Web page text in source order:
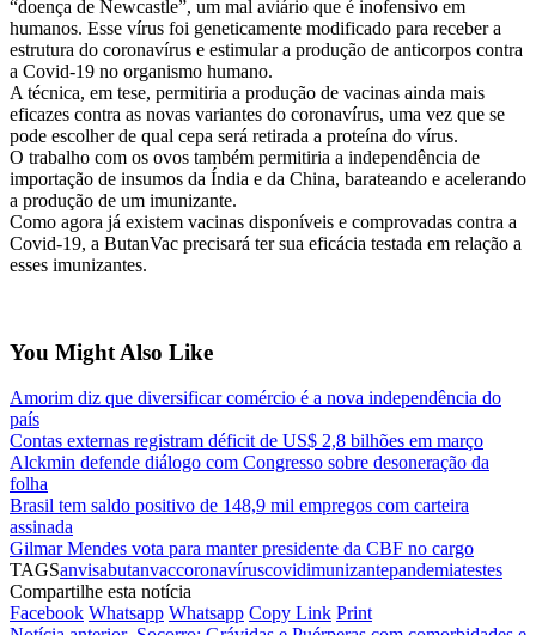
“doença de Newcastle”, um mal aviário que é inofensivo em
humanos. Esse vírus foi geneticamente modificado para receber a
estrutura do coronavírus e estimular a produção de anticorpos contra
a Covid-19 no organismo humano.
A técnica, em tese, permitiria a produção de vacinas ainda mais
eficazes contra as novas variantes do coronavírus, uma vez que se
pode escolher de qual cepa será retirada a proteína do vírus.
O trabalho com os ovos também permitiria a independência de
importação de insumos da Índia e da China, barateando e acelerando
a produção de um imunizante.
Como agora já existem vacinas disponíveis e comprovadas contra a
Covid-19, a ButanVac precisará ter sua eficácia testada em relação a
esses imunizantes.
You Might Also Like
Amorim diz que diversificar comércio é a nova independência do
país
Contas externas registram déficit de US$ 2,8 bilhões em março
Alckmin defende diálogo com Congresso sobre desoneração da
folha
Brasil tem saldo positivo de 148,9 mil empregos com carteira
assinada
Gilmar Mendes vota para manter presidente da CBF no cargo
TAGSanvisabutanvaccoronavíruscovidimunizantepandemiatestes
Compartilhe esta notícia
Facebook Whatsapp Whatsapp Copy Link Print